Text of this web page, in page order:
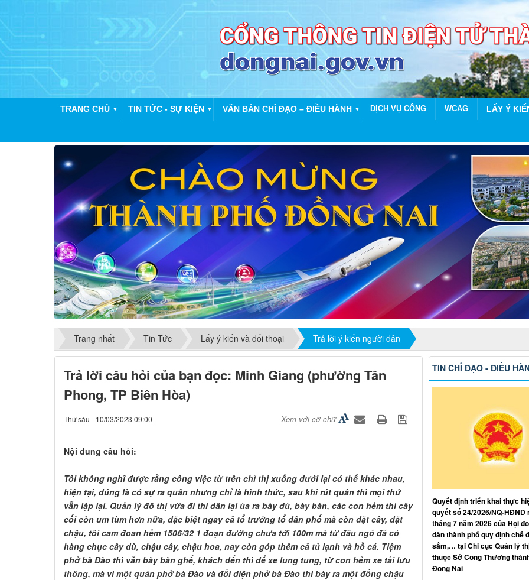
TRANG CHỦ ▼ TIN TỨC - SỰ KIỆN ▼ VĂN BẢN CHỈ ĐẠO – ĐIỀU HÀNH ▼ DỊCH VỤ CÔNG WCAG LẤY Ý
Trang nhất Tin Tức Lấy ý kiến và đối thoại Trả lời ý kiến người dân
Trả lời câu hỏi của bạn đọc: Minh Giang (phường Tân
Phong, TP Biên Hòa)
Thứ sáu - 10/03/2023 09:00 Xem với cỡ chữ
Nội dung câu hỏi:
Tôi không nghĩ được rằng công việc từ trên chỉ thị xuống dưới lại có thể khác nhau,
hiện tại, đúng là có sự ra quân nhưng chỉ là hình thức, sau khi rút quân thì mọi thứ
vẫn lặp lại. Quản lý đô thị vừa đi thì dân lại ùa ra bày dù, bày bàn, các con hẻm thì cây
cối còn um tùm hơn nữa, đặc biệt ngay cả tổ trưởng tổ dân phố mà còn đặt cây, đặt
chậu, tôi cam đoan hẻm 1506/32 1 đoạn đường chưa tới 100m mà từ đầu ngõ đã có
hàng chục cây dù, chậu cây, chậu hoa, nay còn góp thêm cả tủ lạnh và hồ cá. Tiệm
phở bà Đào thì vẫn bày bàn ghế, khách đến thì để xe lung tung, từ con hẻm xe tải lưu
thông, mà vì một quán phở bà Đào và đối diện phở bà Đào thì bày ra một đống chậu
TIN CHỈ ĐẠO - ĐIỀU
Quyết định triển khai thực
quyết số 24/2026/NQ-HĐND
tháng 7 năm 2026 của Hội
dân thành phố quy định chế
sắm,… tại Chi cục Quản lý
thuộc Sở Công Thương
Đồng Nai